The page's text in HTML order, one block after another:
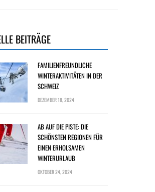
BEITRÄGE
FAMILIENFREUNDLICHE
WINTERAKTIVITÄTEN IN DER
SCHWEIZ
DEZEMBER 18, 2024
AB AUF DIE PISTE: DIE
SCHÖNSTEN REGIONEN FÜR
EINEN ERHOLSAMEN
WINTERURLAUB
OKTOBER 24, 2024